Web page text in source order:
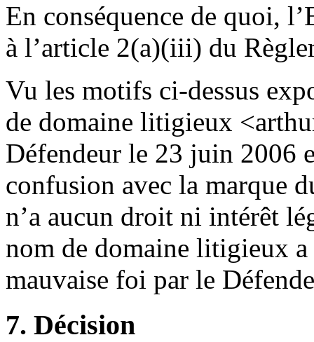
En conséquence de quoi,
à l’article 2(a)(iii) du
Vu les motifs ci-dessus
de domaine litigieux
Défendeur le 23 juin 2006
confusion avec la marque
n’a aucun droit ni intérêt
nom de domaine litigieux
mauvaise foi par le
7. Décision